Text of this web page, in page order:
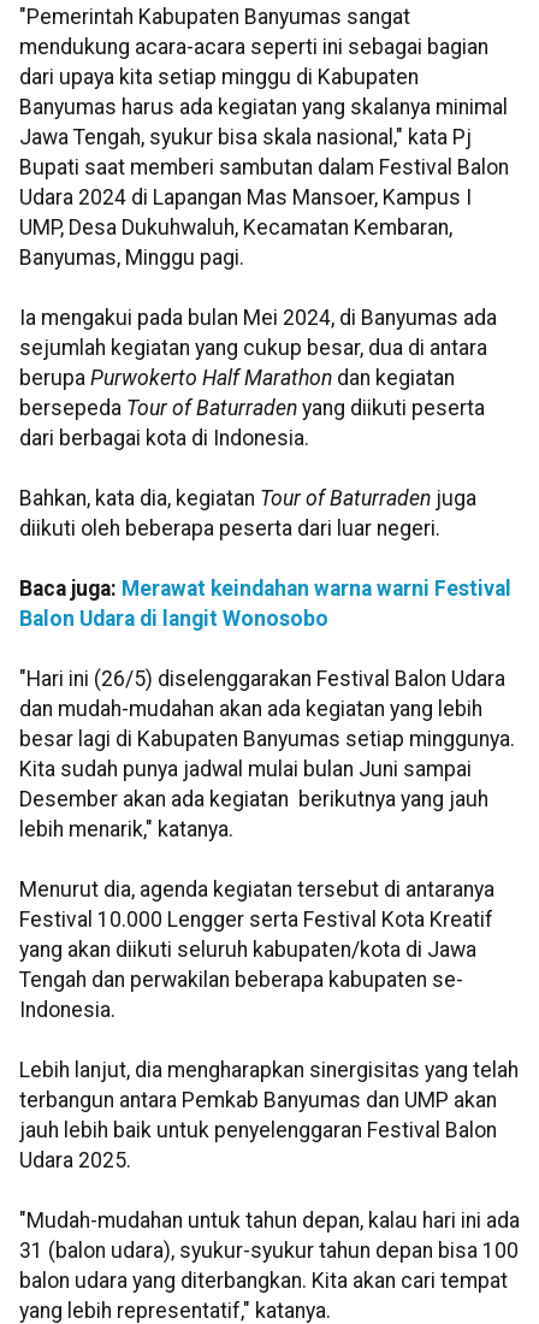
"Pemerintah Kabupaten Banyumas sangat
mendukung acara-acara seperti ini sebagai bagian
dari upaya kita setiap minggu di Kabupaten
Banyumas harus ada kegiatan yang skalanya minimal
Jawa Tengah, syukur bisa skala nasional," kata Pj
Bupati saat memberi sambutan dalam Festival Balon
Udara 2024 di Lapangan Mas Mansoer, Kampus I
UMP, Desa Dukuhwaluh, Kecamatan Kembaran,
Banyumas, Minggu pagi.
Ia mengakui pada bulan Mei 2024, di Banyumas ada
sejumlah kegiatan yang cukup besar, dua di antara
berupa Purwokerto Half Marathon dan kegiatan
bersepeda Tour of Baturraden yang diikuti peserta
dari berbagai kota di Indonesia.
Bahkan, kata dia, kegiatan Tour of Baturraden juga
diikuti oleh beberapa peserta dari luar negeri.
Baca juga: Merawat keindahan warna warni Festival
Balon Udara di langit Wonosobo
"Hari ini (26/5) diselenggarakan Festival Balon Udara
dan mudah-mudahan akan ada kegiatan yang lebih
besar lagi di Kabupaten Banyumas setiap minggunya.
Kita sudah punya jadwal mulai bulan Juni sampai
Desember akan ada kegiatan berikutnya yang jauh
lebih menarik," katanya.
Menurut dia, agenda kegiatan tersebut di antaranya
Festival 10.000 Lengger serta Festival Kota Kreatif
yang akan diikuti seluruh kabupaten/kota di Jawa
Tengah dan perwakilan beberapa kabupaten se-
Indonesia.
Lebih lanjut, dia mengharapkan sinergisitas yang telah
terbangun antara Pemkab Banyumas dan UMP akan
jauh lebih baik untuk penyelenggaran Festival Balon
Udara 2025.
"Mudah-mudahan untuk tahun depan, kalau hari ini ada
31 (balon udara), syukur-syukur tahun depan bisa 100
balon udara yang diterbangkan. Kita akan cari tempat
yang lebih representatif," katanya.